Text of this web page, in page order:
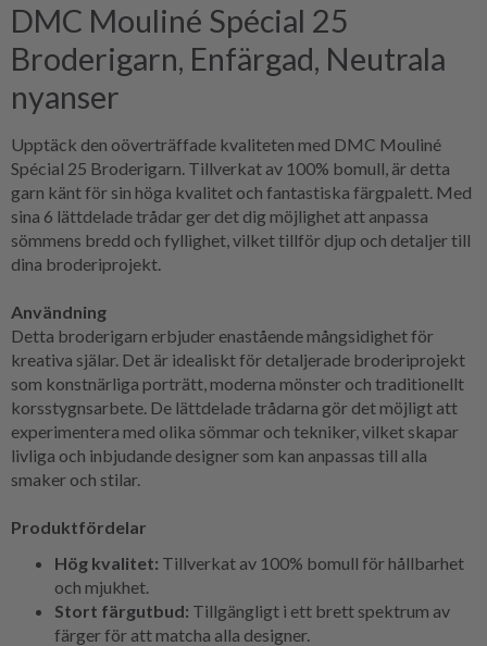
DMC Mouliné Spécial 25
Broderigarn, Enfärgad, Neutrala
nyanser
Upptäck den oöverträffade kvaliteten med DMC Mouliné
Spécial 25 Broderigarn. Tillverkat av 100% bomull, är detta
garn känt för sin höga kvalitet och fantastiska färgpalett. Med
sina 6 lättdelade trådar ger det dig möjlighet att anpassa
sömmens bredd och fyllighet, vilket tillför djup och detaljer till
dina broderiprojekt.
Användning
Detta broderigarn erbjuder enastående mångsidighet för
kreativa själar. Det är idealiskt för detaljerade broderiprojekt
som konstnärliga porträtt, moderna mönster och traditionellt
korsstygnsarbete. De lättdelade trådarna gör det möjligt att
experimentera med olika sömmar och tekniker, vilket skapar
livliga och inbjudande designer som kan anpassas till alla
smaker och stilar.
Produktfördelar
Hög kvalitet: Tillverkat av 100% bomull för hållbarhet
och mjukhet.
Stort färgutbud: Tillgängligt i ett brett spektrum av
färger för att matcha alla designer.